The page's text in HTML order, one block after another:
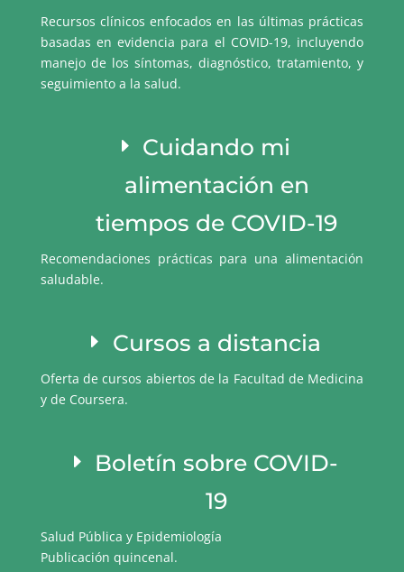
Recursos clínicos enfocados en las últimas prácticas
basadas en evidencia para el COVID-19, incluyendo
manejo de los síntomas, diagnóstico, tratamiento, y
seguimiento a la salud.
Cuidando mi
alimentación en
tiempos de COVID-19
Recomendaciones prácticas para una alimentación
saludable.
Cursos a distancia
Oferta de cursos abiertos de la Facultad de Medicina
y de Coursera.
Boletín sobre COVID-
19
Salud Pública y Epidemiología
Publicación quincenal.